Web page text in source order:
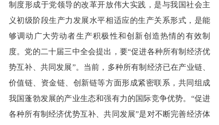
制度形成于党领导的改革开放伟大实践，是与我国社会主
义初级阶段生产力发展水平相适应的生产关系形式，是能
够调动广大劳动者生产积极性和创新创造热情的有效制
度。党的二十届三中全会提出，要“促进各种所有制经济优
势互补、共同发展”。当前，多种所有制经济已在产业链、
价值链、资金链、创新链等方面形成紧密联系，共同组成
我国蓬勃发展的产业生态和强有力的国际竞争优势。“促进
各种所有制经济优势互补、共同发展”是对不断完善经济体